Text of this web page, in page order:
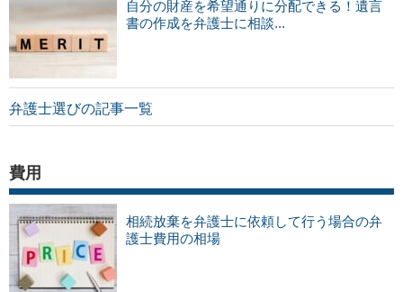
自分の財産を希望通りに分配できる！遺言
書の作成を弁護士に相談...
弁護士選びの記事一覧
費用
相続放棄を弁護士に依頼して行う場合の弁
護士費用の相場